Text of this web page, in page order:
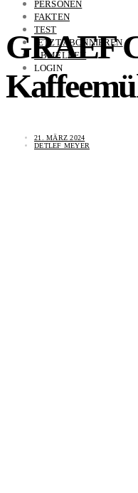
PERSONEN
FAKTEN
TEST
JETZT ABONNIEREN
ABMELDEN
LOGIN
GRAEF
21. MÄRZ 2024
DETLEF MEYER